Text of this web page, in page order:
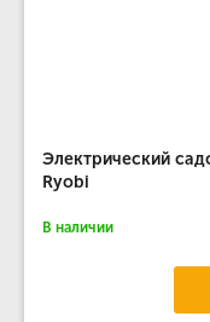
Электрический
Ryobi
В наличии